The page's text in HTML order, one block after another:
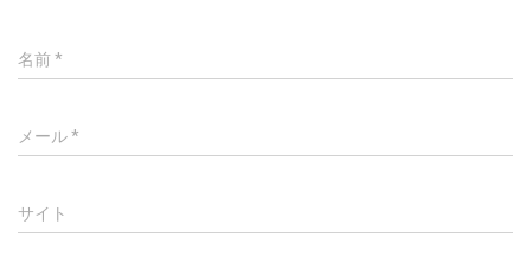
名前*
メール*
サイト